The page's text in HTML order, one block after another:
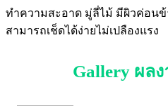
ทำความสะอาด มู่ลี่ไม้ มีผิวค่อนข้
สามารถเช็ดได้ง่ายไม่เปลืองแรง
Gallery ผล